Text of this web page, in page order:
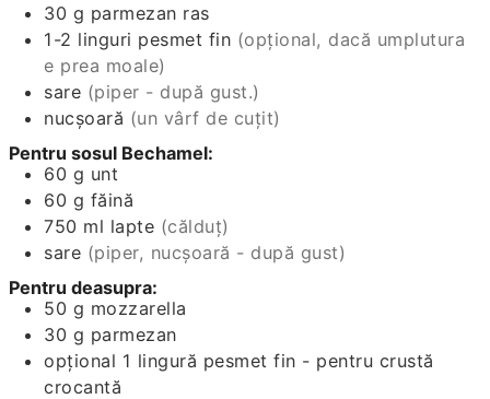
30 g parmezan ras
1-2 linguri pesmet fin (opțional, dacă umplutura
e prea moale)
sare (piper - după gust.)
nucșoară (un vârf de cuțit)
Pentru sosul Bechamel:
60 g unt
60 g făină
750 ml lapte (călduț)
sare (piper, nucșoară - după gust)
Pentru deasupra:
50 g mozzarella
30 g parmezan
opțional 1 lingură pesmet fin - pentru crustă
crocantă